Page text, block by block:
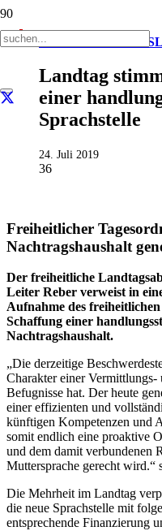
AKTUELL IMPULS
Landtag
einer
Sprachstelle
24. Juli 2019
36
Freiheitlicher
Nachtragshaushalt
Der freiheitliche
Leiter Reber verweist in
Aufnahme des
Schaffung einer
Nachtragshaushalt.
„Die derzeitige
Charakter einer
Befugnisse hat. Der heute
einer effizienten und
künftigen Kompetenzen und
somit endlich eine proaktive
und dem damit verbundenen
Muttersprache gerecht wird.“
Die Mehrheit im Landtag
die neue Sprachstelle mit
entsprechende Finanzierung